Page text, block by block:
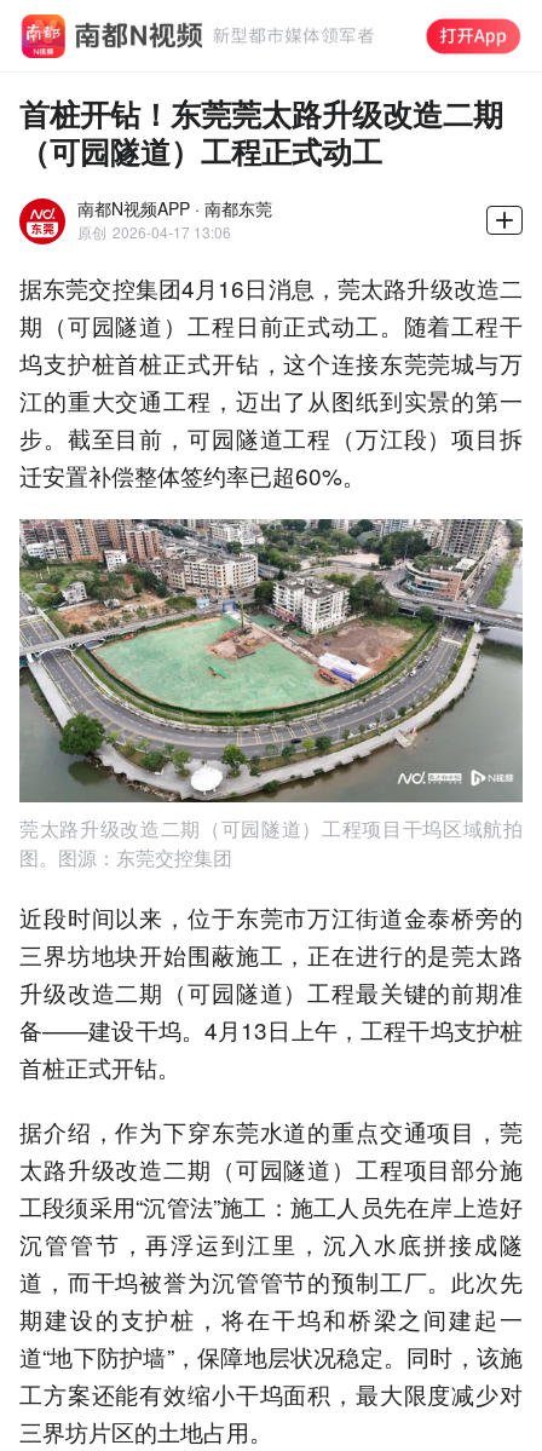
首桩开钻！东莞莞太路升级改造二期
（可园隧道）工程正式动工
南都N视频APP · 南都东莞
原创 2026-04-17 13:06
据东莞交控集团4月16日消息，莞太路升级改造二
期（可园隧道）工程日前正式动工。随着工程干
坞支护桩首桩正式开钻，这个连接东莞莞城与万
江的重大交通工程，迈出了从图纸到实景的第一
步。截至目前，可园隧道工程（万江段）项目拆
迁安置补偿整体签约率已超60%。
莞太路升级改造二期（可园隧道）工程项目干坞区域航拍
图。图源：东莞交控集团
近段时间以来，位于东莞市万江街道金泰桥旁的
三界坊地块开始围蔽施工，正在进行的是莞太路
升级改造二期（可园隧道）工程最关键的前期准
备——建设干坞。4月13日上午，工程干坞支护桩
首桩正式开钻。
据介绍，作为下穿东莞水道的重点交通项目，莞
太路升级改造二期（可园隧道）工程项目部分施
工段须采用“沉管法”施工：施工人员先在岸上造好
沉管管节，再浮运到江里，沉入水底拼接成隧
道，而干坞被誉为沉管管节的预制工厂。此次先
期建设的支护桩，将在干坞和桥梁之间建起一
道“地下防护墙”，保障地层状况稳定。同时，该施
工方案还能有效缩小干坞面积，最大限度减少对
三界坊片区的土地占用。